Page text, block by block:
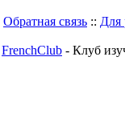
Обратная связь :: Для
FrenchClub - Клуб